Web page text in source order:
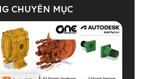
CHUYÊN MỤC